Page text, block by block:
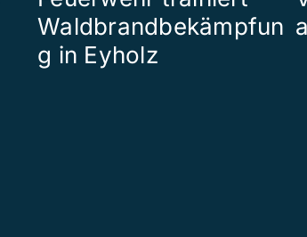
Waldbrandbekämpfun
g in Eyholz